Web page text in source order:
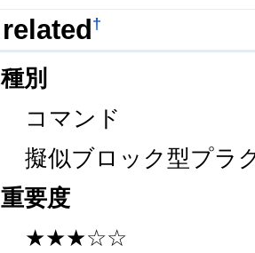
related †
種別
コマンド
擬似ブロック型プラ
重要度
★★★☆☆